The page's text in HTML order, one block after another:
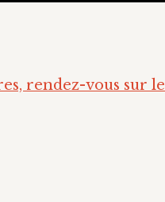
rendez-vous sur le